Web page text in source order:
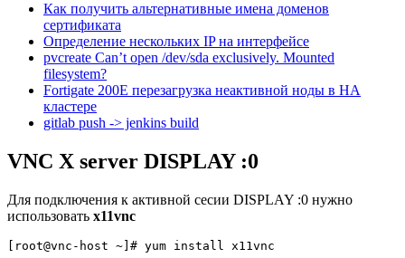
Как получить альтернативные имена доменов
сертификата
Определение нескольких IP на интерфейсе
pvcreate Can’t open /dev/sda exclusively. Mounted
filesystem?
Fortigate 200E перезагрузка неактивной ноды в HA
кластере
gitlab push -> jenkins build
VNC X server DISPLAY :0
Для подключения к активной сесии DISPLAY :0 нужно
использовать x11vnc